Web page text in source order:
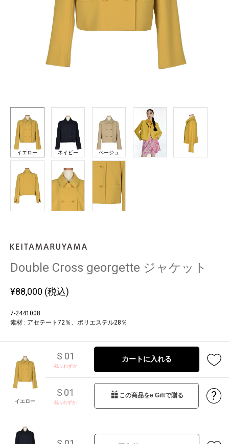
イエロー ネイビー ベージュ
Double Cross georgette ジャケット
¥88,000 (税込)
7-2441008
素材 : アセテート72％、ポリエステル28％
イエロー
S 01
残りわずか
カートに入れる
S 01
残りわずか
この商品をe Giftで贈る ?